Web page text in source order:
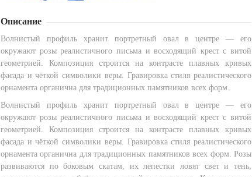
Описание
Волнистый профиль хранит портретный овал в центре — его
окружают розы реалистичного письма и восходящий крест с витой
геометрией. Композиция строится на контрасте плавных кривых
фасада и чёткой символики веры. Гравировка стиля реалистического
орнамента органична для традиционных памятников всех форм.
Волнистый профиль хранит портретный овал в центре — его
окружают розы реалистичного письма и восходящий крест с витой
геометрией. Композиция строится на контрасте плавных кривых
фасада и чёткой символики веры. Гравировка стиля реалистического
орнамента органична для традиционных памятников всех форм. Розы
развиваются по боковым скатам, их лепестки ловят свет и тень,